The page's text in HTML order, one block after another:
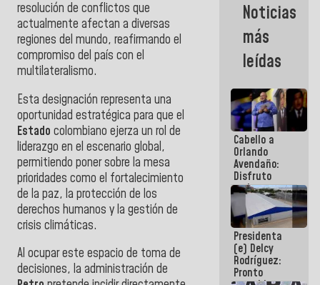
resolución de conflictos que
actualmente afectan a diversas
regiones del mundo, reafirmando el
compromiso del país con el
multilateralismo.
Esta designación representa una
oportunidad estratégica para que el
Estado colombiano ejerza un rol de
liderazgo en el escenario global,
permitiendo poner sobre la mesa
prioridades como el fortalecimiento
de la paz, la protección de los
derechos humanos y la gestión de
crisis climáticas.
Al ocupar este espacio de toma de
decisiones, la administración de
frente
México Sub
23 en los
Centroamericanos
Noticias
más
leídas
Cabello a
Orlando
Avendaño:
Disfruto
cada vez
que escribes
porque lo
que haces
es
embarrarla
Presidenta
(e) Delcy
Rodríguez:
Pronto